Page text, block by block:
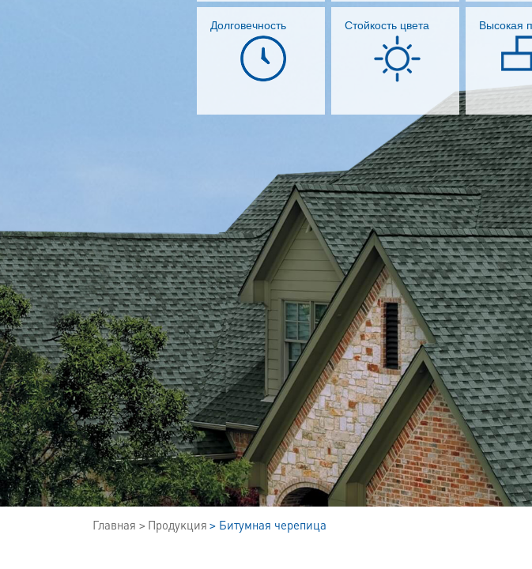
Долговечность Стойкость цвета Высокая
Главная Продукция Битумная черепица